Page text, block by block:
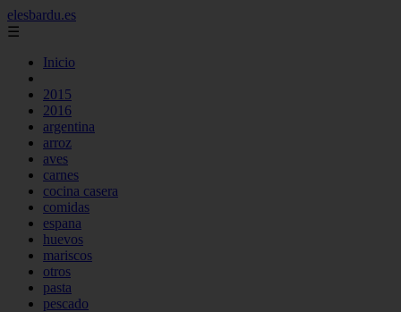
elesbardu.es
☰
Inicio
2015
2016
argentina
arroz
aves
carnes
cocina casera
comidas
espana
huevos
mariscos
otros
pasta
pescado